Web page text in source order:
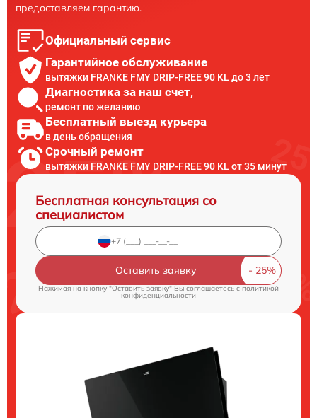
предоставляем гарантию.
Официальный сервис
Гарантийное обслуживание
вытяжки FRANKE FMY DRIP-FREE 90 KL до 3 лет
Диагностика за наш счет,
ремонт по желанию
Бесплатный выезд курьера
в день обращения
Срочный ремонт
вытяжки FRANKE FMY DRIP-FREE 90 KL от 35 минут
Бесплатная консультация со
специалистом
Оставить заявку
Нажимая на кнопку "Оставить заявку" Вы соглашаетесь cполитикой
конфиденциальности